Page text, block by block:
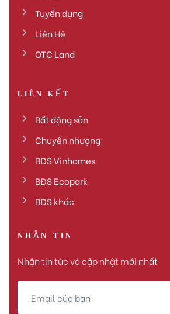
Tuyển dụng
Liên Hệ
QTC Land
LIÊN KẾT
Bất động sản
Chuyển nhượng
BĐS Vinhomes
BĐS Ecopark
BĐS khác
NHẬN TIN
Nhận tin tức và cập nhật mới nhất